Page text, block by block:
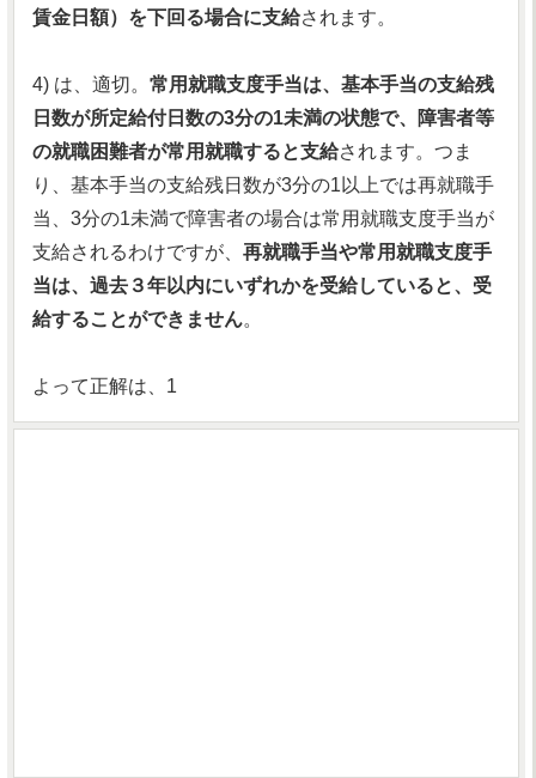
賃金日額）を下回る場合に支給されます。
4) は、適切。 常用就職支度手当は、基本手当の支給残
日数が所定給付日数の3分の1未満の状態で、障害者等
の就職困難者が常用就職すると支給されます。つま
り、基本手当の支給残日数が3分の1以上では再就職手
当、3分の1未満で障害者の場合は常用就職支度手当が
支給されるわけですが、 再就職手当や常用就職支度手
当は、過去３年以内にいずれかを受給していると、受
給することができません。
よって正解は、1